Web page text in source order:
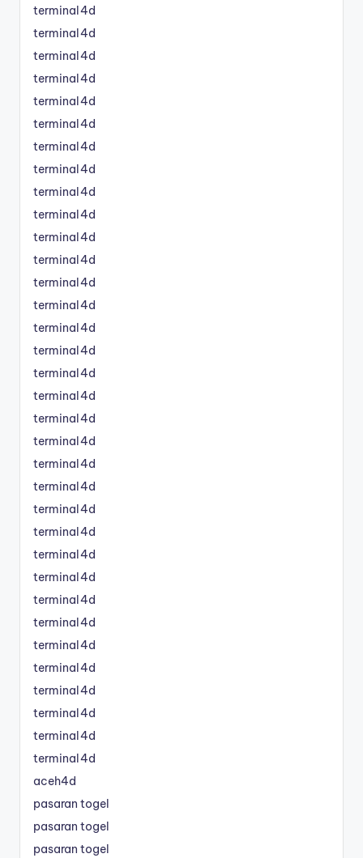
terminal4d
terminal4d
terminal4d
terminal4d
terminal4d
terminal4d
terminal4d
terminal4d
terminal4d
terminal4d
terminal4d
terminal4d
terminal4d
terminal4d
terminal4d
terminal4d
terminal4d
terminal4d
terminal4d
terminal4d
terminal4d
terminal4d
terminal4d
terminal4d
terminal4d
terminal4d
terminal4d
terminal4d
terminal4d
terminal4d
terminal4d
terminal4d
terminal4d
terminal4d
aceh4d
pasaran togel
pasaran togel
pasaran togel